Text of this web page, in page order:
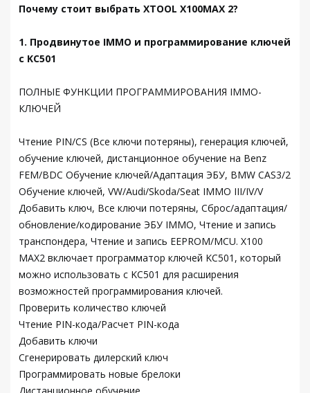
Почему стоит выбрать XTOOL X100MAX 2?
1. Продвинутое IMMO и программирование ключей
с KC501
ПОЛНЫЕ ФУНКЦИИ ПРОГРАММИРОВАНИЯ IMMO-
КЛЮЧЕЙ
Чтение PIN/CS (Все ключи потеряны), генерация ключей,
обучение ключей, дистанционное обучение на Benz
FEM/BDC Обучение ключей/Адаптация ЭБУ, BMW CAS3/2
Обучение ключей, VW/Audi/Skoda/Seat IMMO III/IV/V
Добавить ключ, Все ключи потеряны, Сброс/адаптация/
обновление/кодирование ЭБУ IMMO, Чтение и запись
транспондера, Чтение и запись EEPROM/MCU. X100
MAX2 включает программатор ключей KC501, который
можно использовать с KC501 для расширения
возможностей программирования ключей.
Проверить количество ключей
Чтение PIN-кода/Расчет PIN-кода
Добавить ключи
Сгенерировать дилерский ключ
Программировать новые брелоки